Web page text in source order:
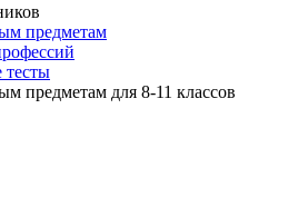
предметам
тесты
предметам для 8-11 классов